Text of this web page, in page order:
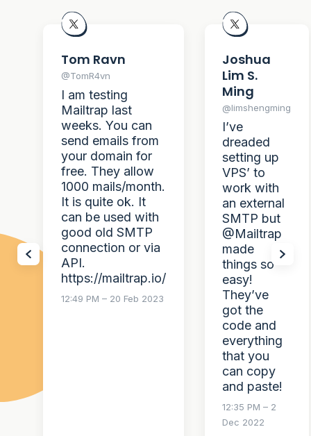
Tom Ravn
@TomR4vn
I am testing
Mailtrap last
weeks. You can
send emails from
your domain for
free. They allow
1000 mails/month.
It is quite ok. It
can be used with
good old SMTP
connection or via
API.
https://mailtrap.io/
12:49 PM – 20 Feb 2023
Joshua
Lim S.
Ming
@limshengming
I’ve
dreaded
setting up
VPS’ to
work with
an external
SMTP but
@Mailtrap
made
things so
easy!
They’ve
got the
code and
everything
that you
can copy
and paste!
12:35 PM – 2
Dec 2022